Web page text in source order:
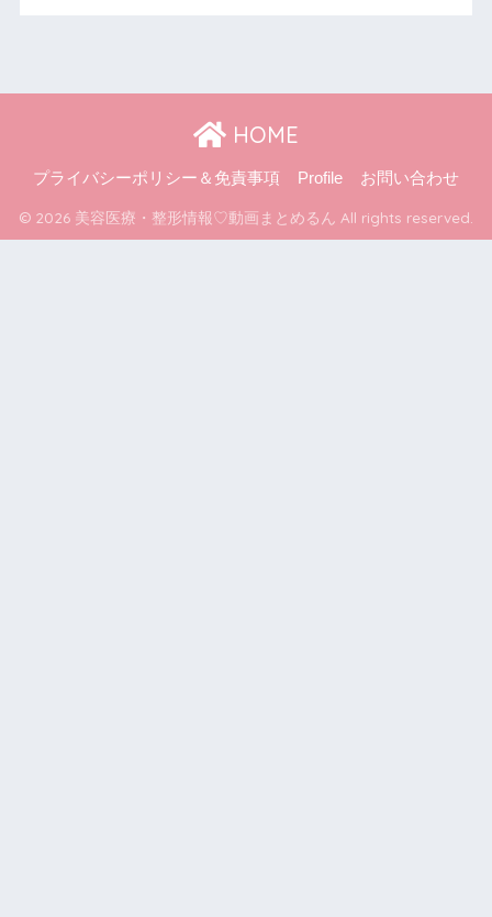
HOME
プライバシーポリシー＆免責事項 Profile お問い合わせ
© 2026 美容医療・整形情報♡動画まとめるん All rights reserved.